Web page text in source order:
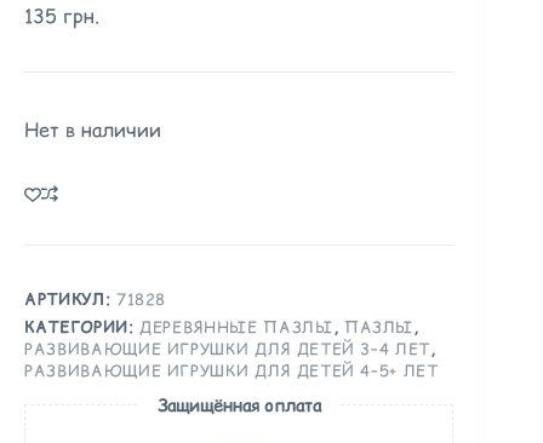
135 грн.
Нет в наличии
АРТИКУЛ: 71828
КАТЕГОРИИ:ДЕРЕВЯННЫЕ ПАЗЛЫ, ПАЗЛЫ,
РАЗВИВАЮЩИЕ ИГРУШКИ ДЛЯ ДЕТЕЙ 3–4 ЛЕТ,
РАЗВИВАЮЩИЕ ИГРУШКИ ДЛЯ ДЕТЕЙ 4–5+ ЛЕТ
Защищённая оплата